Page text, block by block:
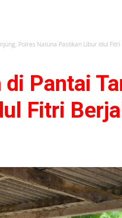
Polres Natuna Pastikan Libur Idul Fitri
Pantai
Fitri